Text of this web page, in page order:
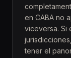
en CABA no
viceversa. Si
tener el